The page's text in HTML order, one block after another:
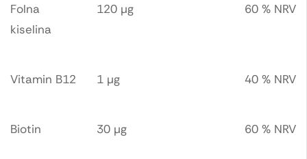
Folna
kiselina
120 μg 60 % NRV
Vitamin B12 1 μg 40 % NRV
Biotin 30 μg 60 % NRV